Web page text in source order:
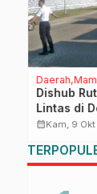
Daerah
Dishub
Lintas di
Gubernur
Pusat
calendar_monthKam, 9